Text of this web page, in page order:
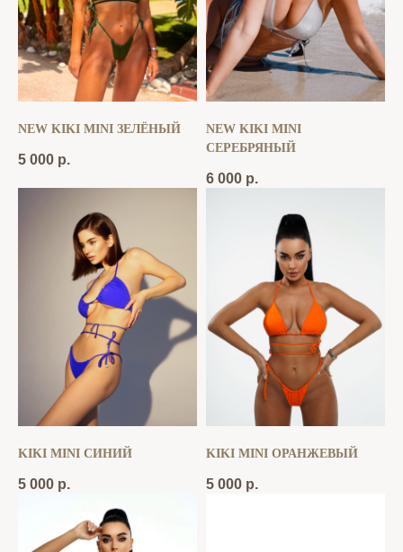
NEW KIKI MINI ЗЕЛЁНЫЙ
5 000 р.
NEW KIKI MINI
СЕРЕБРЯНЫЙ
6 000 р.
KIKI MINI СИНИЙ
5 000 р.
KIKI MINI ОРАНЖЕВЫЙ
5 000 р.